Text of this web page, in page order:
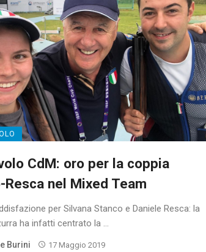
CdM: oro per la coppia
Resca nel Mixed Team
per Silvana Stanco e Daniele Resca: la
ha infatti centrato la ...
Burini 17 Maggio 2019